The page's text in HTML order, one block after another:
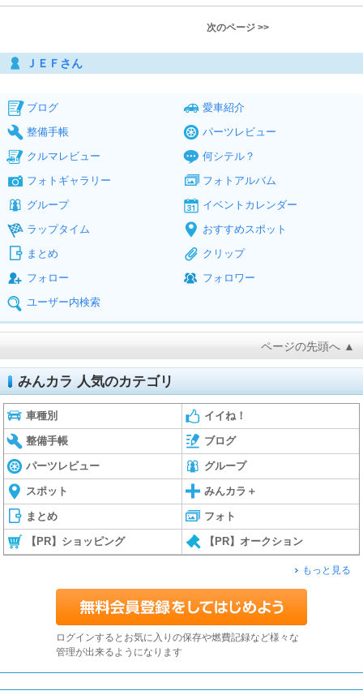
次のページ >>
ＪＥＦさん
ブログ
愛車紹介
整備手帳
パーツレビュー
クルマレビュー
何シテル？
フォトギャラリー
フォトアルバム
グループ
イベントカレンダー
ラップタイム
おすすめスポット
まとめ
クリップ
フォロー
フォロワー
ユーザー内検索
ページの先頭へ ▲
みんカラ 人気のカテゴリ
車種別 イイね！
整備手帳 ブログ
パーツレビュー グループ
スポット みんカラ＋
まとめ フォト
【PR】ショッピング 【PR】オークション
もっと見る
ログインするとお気に入りの保存や燃費記録など様々な
管理が出来るようになります